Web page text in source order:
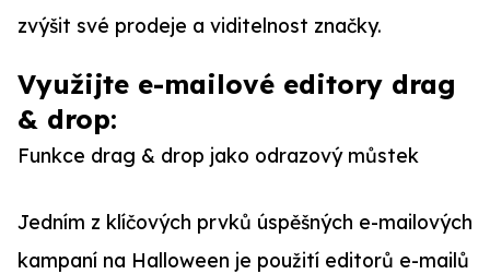
zvýšit své prodeje a viditelnost značky.
Využijte e-mailové editory drag
& drop:
Funkce drag & drop jako odrazový můstek
Jedním z klíčových prvků úspěšných e-mailových
kampaní na Halloween je použití editorů e-mailů